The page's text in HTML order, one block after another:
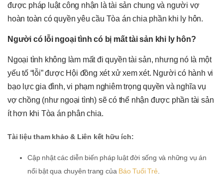
được pháp luật công nhận là tài sản chung và người vợ
hoàn toàn có quyền yêu cầu Tòa án chia phần khi ly hôn.
Người có lỗi ngoại tình có bị mất tài sản khi ly hôn?
Ngoại tình không làm mất đi quyền tài sản, nhưng nó là một
yếu tố “lỗi” được Hội đồng xét xử xem xét. Người có hành vi
bạo lực gia đình, vi phạm nghiêm trọng quyền và nghĩa vụ
vợ chồng (như ngoại tình) sẽ có thể nhận được phần tài sản
ít hơn khi Tòa án phân chia.
Tài liệu tham khảo & Liên kết hữu ích:
Cập nhật các diễn biến pháp luật đời sống và những vụ án
nổi bật qua chuyên trang của Báo Tuổi Trẻ